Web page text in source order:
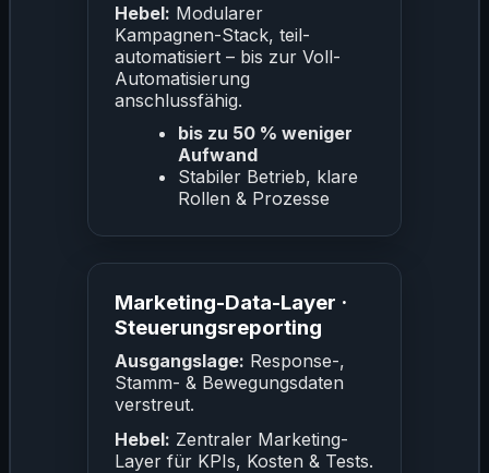
Hebel: Modularer
Kampagnen-Stack, teil-
automatisiert – bis zur Voll-
Automatisierung
anschlussfähig.
bis zu 50 % weniger
Aufwand
Stabiler Betrieb, klare
Rollen & Prozesse
Marketing-Data-Layer ·
Steuerungsreporting
Ausgangslage: Response-,
Stamm- & Bewegungsdaten
verstreut.
Hebel: Zentraler Marketing-
Layer für KPIs, Kosten & Tests.